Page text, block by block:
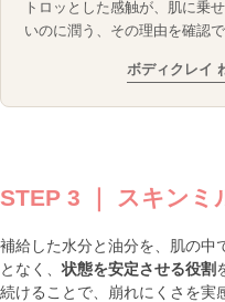
トロッとした感触が、肌に乗
いのに潤う、その理由を確認で
ボディクレイ
STEP 3 ｜ スキンミ
補給した水分と油分を、肌の中
となく、状態を安定させる役割
続けることで、崩れにくさを実